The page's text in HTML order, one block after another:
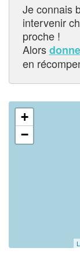
Je connais
intervenir
proche !
Alors
en
+
−